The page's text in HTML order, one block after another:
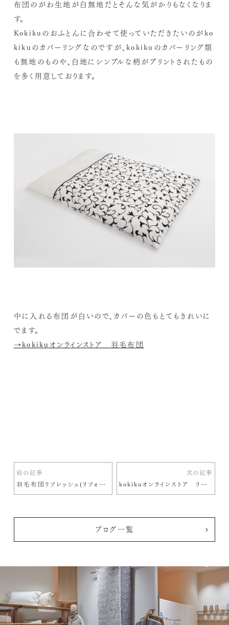
布団のがわ生地が白無地だとそんな気がかりもなくなりま
す。
Kokikuのおふとんに合わせて使っていただきたいのがko
kikuのカバーリングなのですが、kokikuのカバーリング類
も無地のものや、白地にシンプルな柄がプリントされたもの
を多く用意しております。
中に入れる布団が白いので、カバーの色もとてもきれいに
でます。
→kokikuオンラインストア 羽毛布団
前の記事
羽毛布団リフレッシュ(リフォーム)時にサイズを変更したい場合
次の記事
kokikuオンラインストア リニューアル
ブログ一覧